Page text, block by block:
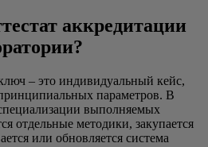
аккредитации
– это индивидуальный кейс,
параметров. В
выполняемых
отдельные методики, закупается
или обновляется система